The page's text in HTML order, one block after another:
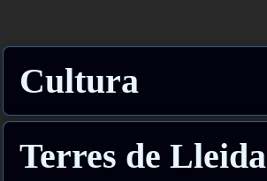
Cultura
Terres de Lleida